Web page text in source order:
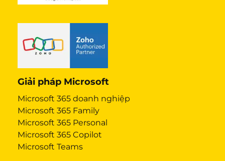
Giải pháp Microsoft
Microsoft 365 doanh nghiệp
Microsoft 365 Family
Microsoft 365 Personal
Microsoft 365 Copilot
Microsoft Teams